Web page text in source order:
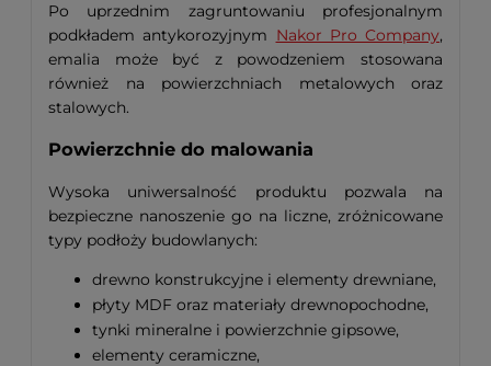
Po uprzednim zagruntowaniu profesjonalnym
podkładem antykorozyjnym Nakor Pro Company,
emalia może być z powodzeniem stosowana
również na powierzchniach metalowych oraz
stalowych.
Powierzchnie do malowania
Wysoka uniwersalność produktu pozwala na
bezpieczne nanoszenie go na liczne, zróżnicowane
typy podłoży budowlanych:
drewno konstrukcyjne i elementy drewniane,
płyty MDF oraz materiały drewnopochodne,
tynki mineralne i powierzchnie gipsowe,
elementy ceramiczne,